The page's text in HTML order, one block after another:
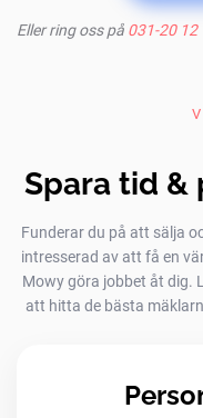
Eller ring oss på 031-20 12
Spara tid &
Funderar du på att sälja
intresserad av att få en
Mowy göra jobbet åt dig.
att hitta de bästa